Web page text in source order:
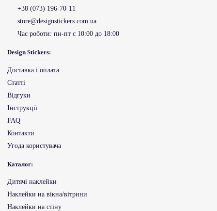
+38 (073) 196-70-11
store@designstickers.com.ua
Час роботи: пн-пт с 10:00 до 18:00
Design Stickers:
Доставка і оплата
Статті
Відгуки
Інструкції
FAQ
Контакти
Угода користувача
Каталог:
Дитячі наклейки
Наклейки на вікна/вітрини
Наклейки на стіну